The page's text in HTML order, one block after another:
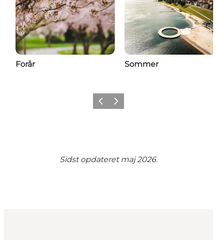
Forår Sommer
Forrige billede
Næste billede
Sidst opdateret maj 2026.